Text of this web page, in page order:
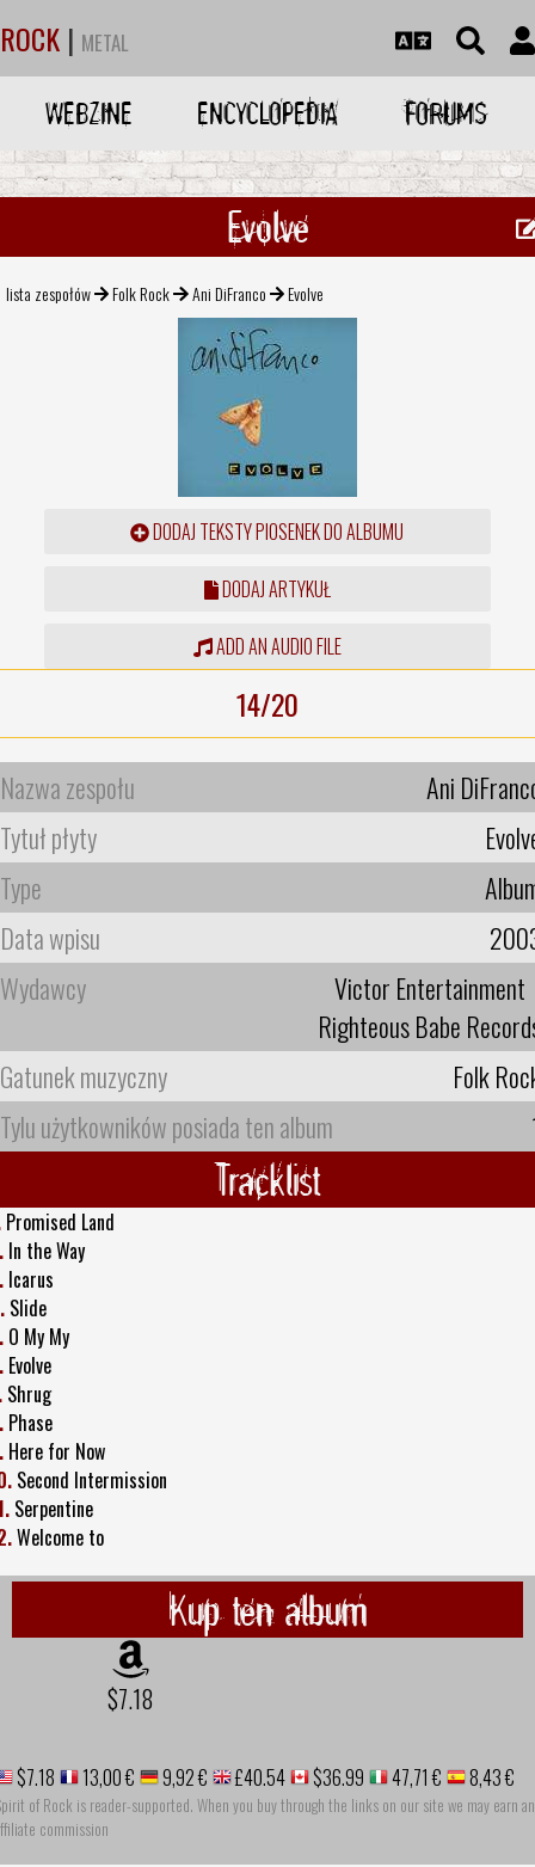
ROCK | METAL
WEBZINE ENCYCLOPEDIA FORUMS
Evolve
lista zespołów Folk Rock Ani DiFranco Evolve
DODAJ TEKSTY PIOSENEK DO ALBUMU
DODAJ ARTYKUŁ
ADD AN AUDIO FILE
14/20
Nazwa zespołu
Ani
Tytuł płyty
Type
Data wpisu
Wydawcy
Victor Entertainment
Righteous Babe
Gatunek muzyczny
Folk
Tylu użytkowników posiada ten album
Tracklist
Promised Land
In the Way
Icarus
Slide
O My My
Evolve
Shrug
Phase
Here for Now
Second Intermission
Serpentine
Welcome to
Kup ten album
$7.18
$7.18 13,00 € 9,92 € £40.54 $36.99 47,71 € 8,43 €
of Rock is reader-supported. When you buy through the links on our site we may earn an
commission